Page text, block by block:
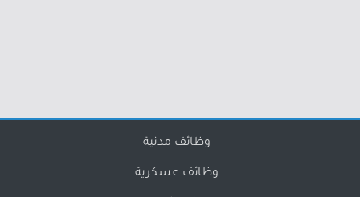
وظائف مدنية
وظائف عسكرية